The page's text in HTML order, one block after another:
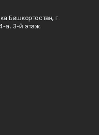
Башкортостан, г.
а, 3-й этаж.